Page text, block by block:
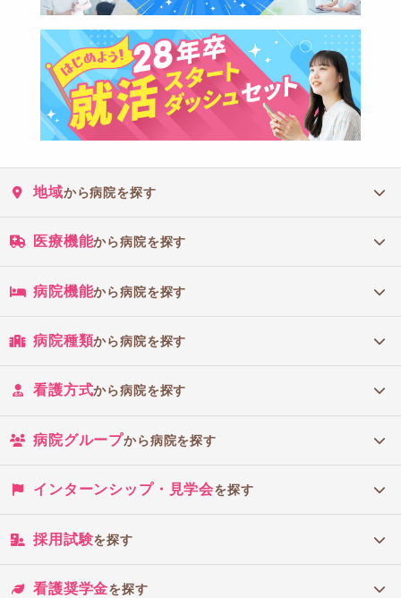
地域から病院を探す
医療機能から病院を探す
病院機能から病院を探す
病院種類から病院を探す
看護方式から病院を探す
病院グループから病院を探す
インターンシップ・見学会を探す
採用試験を探す
看護奨学金を探す